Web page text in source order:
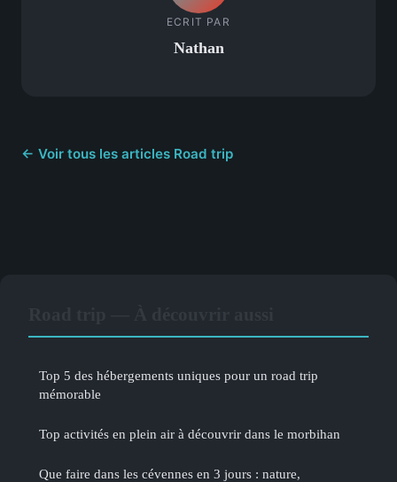
ECRIT PAR
Nathan
← Voir tous les articles Road trip
Top 5 des hébergements uniques pour un road trip
mémorable
Top activités en plein air à découvrir dans le morbihan
Que faire dans les cévennes en 3 jours : nature,